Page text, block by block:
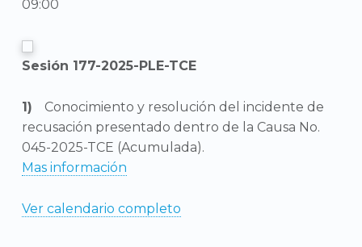
09:00
Sesión 177-2025-PLE-TCE
Conocimiento y resolución del incidente de
recusación presentado dentro de la Causa No.
045-2025-TCE (Acumulada).
Mas información
Ver calendario completo